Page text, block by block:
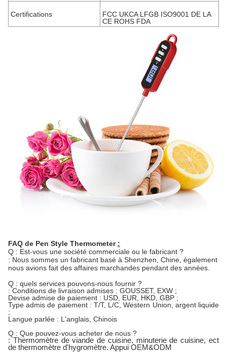
Certifications
FCC UKCA LFGB ISO9001 DE LA
CE ROHS FDA
FAQ de Pen Style Thermometer :
Q : Est-vous une société commerciale ou le fabricant ?
: Nous sommes un fabricant basé à Shenzhen, Chine, également
nous avions fait des affaires marchandes pendant des années.
Q : quels services pouvons-nous fournir ?
: Conditions de livraison admises : GOUSSET, EXW ;
Devise admise de paiement : USD, EUR, HKD, GBP ;
Type admis de paiement : T/T, L/C, Western Union, argent liquide
;
Langue parlée : L'anglais, Chinois
Q : Que pouvez-vous acheter de nous ?
: Thermomètre de viande de cuisine, minuterie de cuisine, ect
de thermomètre d'hygromètre. Appui OEM&ODM